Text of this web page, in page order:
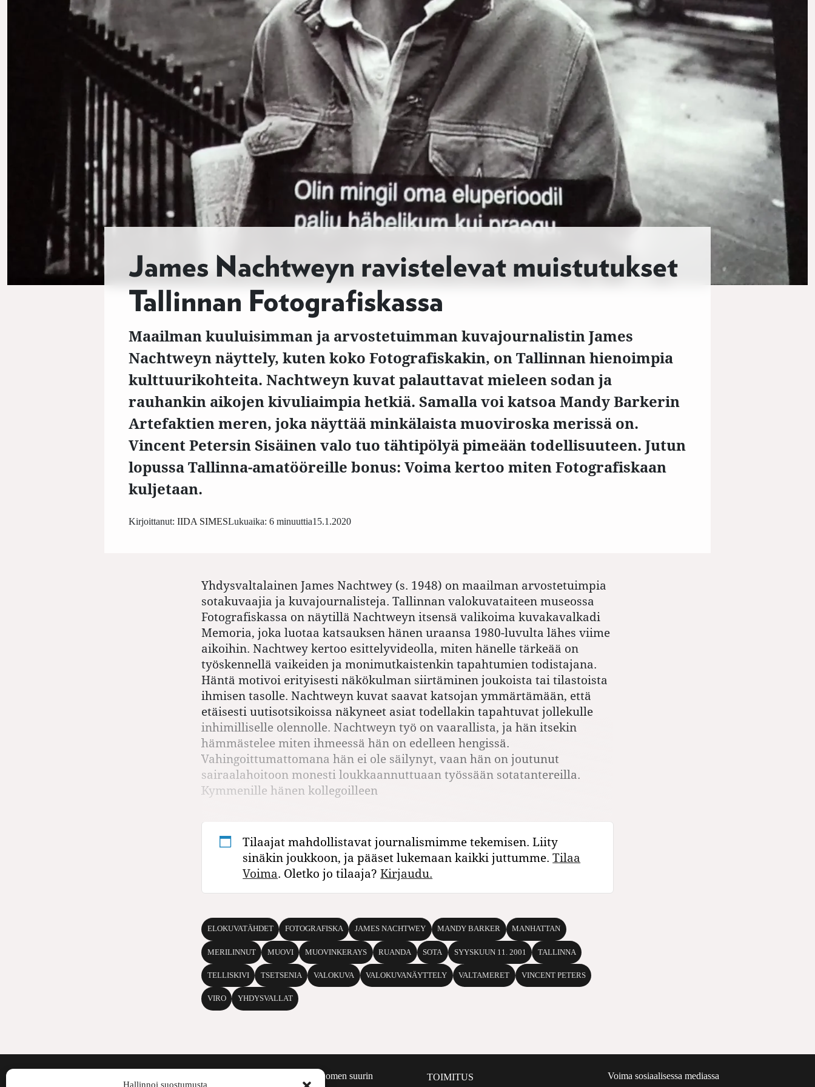
Hallinnoi suostumusta
James Nachtweyn ravistelevat muistutukset
Tallinnan Fotografiskassa
Maailman kuuluisimman ja arvostetuimman kuvajournalistin James
Nachtweyn näyttely, kuten koko Fotografiskakin, on Tallinnan hienoimpia
kulttuurikohteita. Nachtweyn kuvat palauttavat mieleen sodan ja
rauhankin aikojen kivuliaimpia hetkiä. Samalla voi katsoa Mandy Barkerin
Artefaktien meren, joka näyttää minkälaista muoviroska merissä on.
Vincent Petersin Sisäinen valo tuo tähtipölyä pimeään todellisuuteen. Jutun
lopussa Tallinna-amatööreille bonus: Voima kertoo miten Fotografiskaan
kuljetaan.
15.1.2020
Kirjoittanut: IIDA SIMESLukuaika: 6 minuuttia
Yhdysvaltalainen James Nachtwey (s. 1948) on maailman arvostetuimpia
sotakuvaajia ja kuvajournalisteja. Tallinnan valokuvataiteen museossa
Fotografiskassa on näytillä Nachtweyn itsensä valikoima kuvakavalkadi
Memoria, joka luotaa katsauksen hänen uraansa 1980-luvulta lähes viime
aikoihin. Nachtwey kertoo esittelyvideolla, miten hänelle tärkeää on
työskennellä vaikeiden ja monimutkaistenkin tapahtumien todistajana.
Häntä motivoi erityisesti näkökulman siirtäminen joukoista tai tilastoista
ihmisen tasolle. Nachtweyn kuvat saavat katsojan ymmärtämään, että
etäisesti uutisotsikoissa näkyneet asiat todellakin tapahtuvat jollekulle
inhimilliselle olennolle. Nachtweyn työ on vaarallista, ja hän itsekin
hämmästelee miten ihmeessä hän on edelleen hengissä.
Vahingoittumattomana hän ei ole säilynyt, vaan hän on joutunut
sairaalahoitoon monesti loukkaannuttuaan työssään sotatantereilla.
Kymmenille hänen kollegoilleen
Tilaajat mahdollistavat journalismimme tekemisen. Liity
sinäkin joukkoon, ja pääset lukemaan kaikki juttumme.Tilaa
Voima. Oletko jo tilaaja?Kirjaudu.
ELOKUVATÄHDET FOTOGRAFISKA JAMES NACHTWEY MANDY BARKER MANHATTAN
MERILINNUT MUOVI MUOVINKERAYS RUANDA SOTA SYYSKUUN 11. 2001 TALLINNA
TELLISKIVI TSETSENIA VALOKUVA VALOKUVANÄYTTELY VALTAMERET VINCENT PETERS
VIRO YHDYSVALLAT
Voima on painosmäärältään Suomen suurin
TOIMITUS Voima sosiaalisessa mediassa